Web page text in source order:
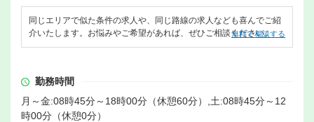
同じエリアで似た条件の求人や、同じ路線の求人なども喜んでご紹
介いたします。お悩みやご希望があれば、ぜひご相談ください。
無料で相談する
勤務時間
月～金:08時45分～18時00分（休憩60分）,土:08時45分～12
時00分（休憩0分）